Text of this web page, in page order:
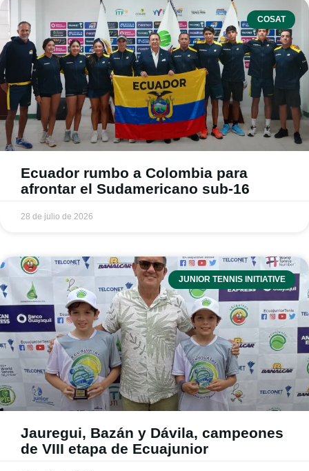
COSAT
Ecuador rumbo a Colombia para
afrontar el Sudamericano sub-16
28 de julio de 2026
JUNIOR TENNIS INITIATIVE
Jauregui, Bazán y Dávila, campeones
de VIII etapa de Ecuajunior